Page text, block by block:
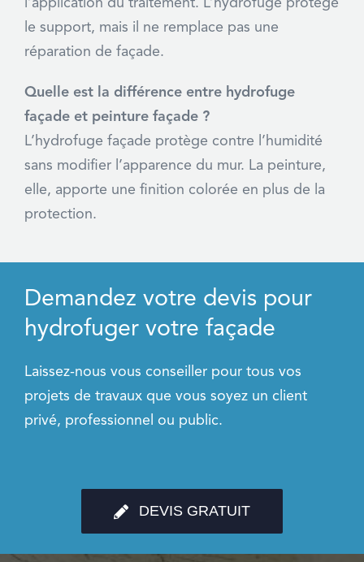
le support, mais il ne remplace pas une
réparation de façade.
Quelle est la différence entre hydrofuge
façade et peinture façade ?
L’hydrofuge façade protège contre l’humidité
sans modifier l’apparence du mur. La peinture,
elle, apporte une finition colorée en plus de la
protection.
Demandez votre devis pour
hydrofuger votre façade
Laissez-nous vous conseiller pour tous vos
projets de travaux que vous soyez un client
privé, professionnel ou public.
DEVIS GRATUIT